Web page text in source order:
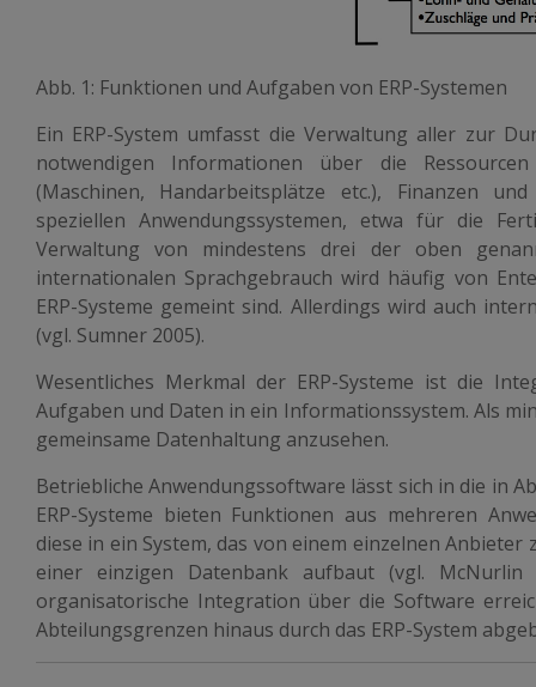
Abb. 1: Funktionen und Aufgaben von ERP-Systemen
Ein ERP-System umfasst die Verwaltung aller zur
notwendigen Informationen über die
(Maschinen, Handarbeitsplätze etc.), Finanzen
speziellen Anwendungssystemen, etwa für die
Verwaltung von mindestens drei der oben
internationalen Sprachgebrauch wird häufig von
ERP-Systeme gemeint sind. Allerdings wird auch
(vgl. Sumner 2005).
Wesentliches Merkmal der ERP-Systeme ist die
Aufgaben und Daten in ein Informationssystem. Als
gemeinsame Datenhaltung anzusehen.
Betriebliche Anwendungssoftware lässt sich in die in
ERP-Systeme bieten Funktionen aus mehreren
diese in ein System, das von einem einzelnen
einer einzigen Datenbank aufbaut (vgl.
organisatorische Integration über die Software
Abteilungsgrenzen hinaus durch das ERP-System